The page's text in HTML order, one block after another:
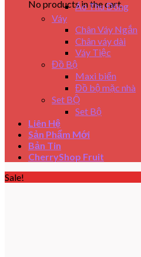
No products in the cart.
Áo Thu Đông
Váy
Chân Váy Ngắn
Chân váy dài
Váy Tiệc
Đồ Bộ
Maxi biển
Đồ bộ mặc nhà
Set BỘ
Set Bộ
Liên Hệ
Sản Phẩm Mới
Bản Tin
CherryShop Fruit
Sale!